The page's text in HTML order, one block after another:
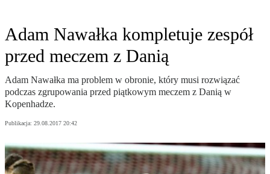
Adam Nawałka kompletuje zespół
przed meczem z Danią
Adam Nawałka ma problem w obronie, który musi rozwiązać
podczas zgrupowania przed piątkowym meczem z Danią w
Kopenhadze.
Publikacja: 29.08.2017 20:42